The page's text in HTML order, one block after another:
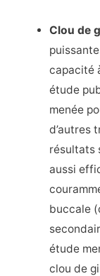
Clou de
capacité
étude
menée
d’autres
résultats
aussi
buccale
étude
clou de